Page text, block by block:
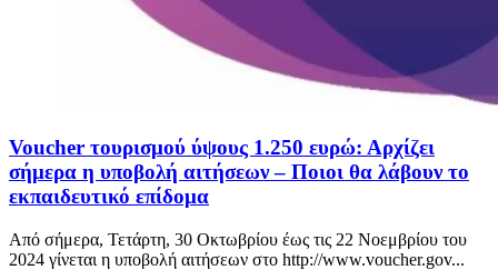
Voucher τουρισμού ύψους 1.250 ευρώ: Αρχίζει
σήμερα η υποβολή αιτήσεων – Ποιοι θα λάβουν το
εκπαιδευτικό επίδομα
Από σήμερα, Τετάρτη, 30 Οκτωβρίου έως τις 22 Νοεμβρίου του
2024 γίνεται η υποβολή αιτήσεων στο http://www.voucher.gov...